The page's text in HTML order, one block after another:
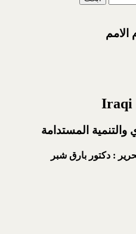
الامم
Iraqi
والتنمية المستدامة
: دكتور بارق شبر